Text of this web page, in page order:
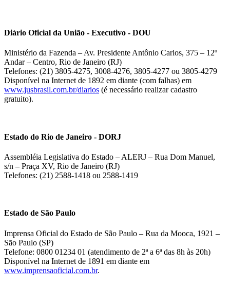
Diário Oficial da União - Executivo - DOU
Ministério da Fazenda – Av. Presidente Antônio Carlos, 375 – 12º
Andar – Centro, Rio de Janeiro (RJ)
Telefones: (21) 3805-4275, 3008-4276, 3805-4277 ou 3805-4279
Disponível na Internet de 1892 em diante (com falhas) em
www.jusbrasil.com.br/diarios (é necessário realizar cadastro
gratuito).
Estado do Rio de Janeiro - DORJ
Assembléia Legislativa do Estado – ALERJ – Rua Dom Manuel,
s/n – Praça XV, Rio de Janeiro (RJ)
Telefones: (21) 2588-1418 ou 2588-1419
Estado de São Paulo
Imprensa Oficial do Estado de São Paulo – Rua da Mooca, 1921 –
São Paulo (SP)
Telefone: 0800 01234 01 (atendimento de 2ª a 6ª das 8h às 20h)
Disponível na Internet de 1891 em diante em
www.imprensaoficial.com.br.